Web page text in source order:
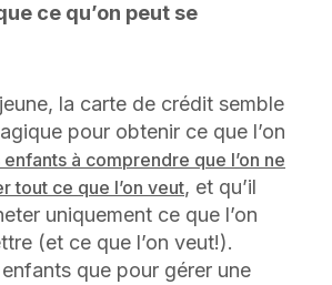
ce qu’on peut se
la carte de crédit semble
pour obtenir ce que l’on
à comprendre que l’on ne
tout ce que l’on veut, et qu’il
uniquement ce que l’on
(et ce que l’on veut!).
que pour gérer une